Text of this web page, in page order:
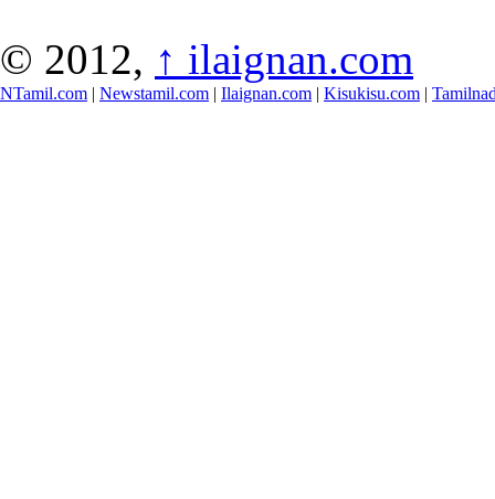
© 2012, ↑ ilaignan.com
NTamil.com | Newstamil.com | Ilaignan.com | Kisukisu.com |